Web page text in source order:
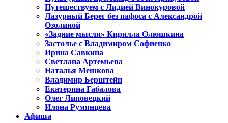
Путешествуем с Лидией Винокуровой
Лазурный Берег без пафоса с Александрой
Озолиной
«Задние мысли» Кирилла Олюшкина
Застолье с Владимиром Софиенко
Ирина Савкина
Светлана Артемьева
Наталья Мешкова
Владимир Берштейн
Екатерина Габалова
Олег Липовецкий
Илона Румянцева
Афиша